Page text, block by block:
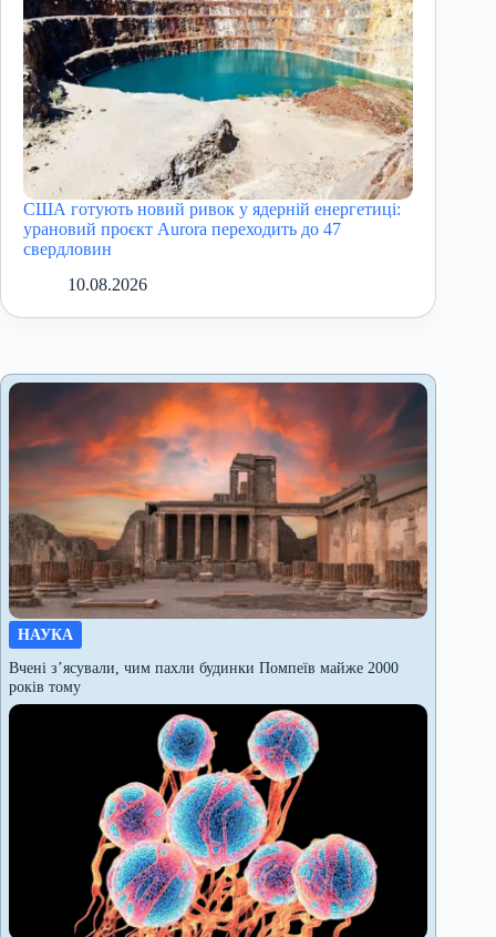
США готують новий ривок у ядерній енергетиці:
урановий проєкт Aurora переходить до 47
свердловин
10.08.2026
НАУКА
Вчені з’ясували, чим пахли будинки Помпеїв майже 2000
років тому